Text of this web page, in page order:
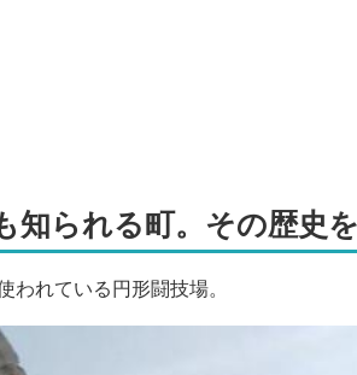
知られる町。その歴史
われている円形闘技場。